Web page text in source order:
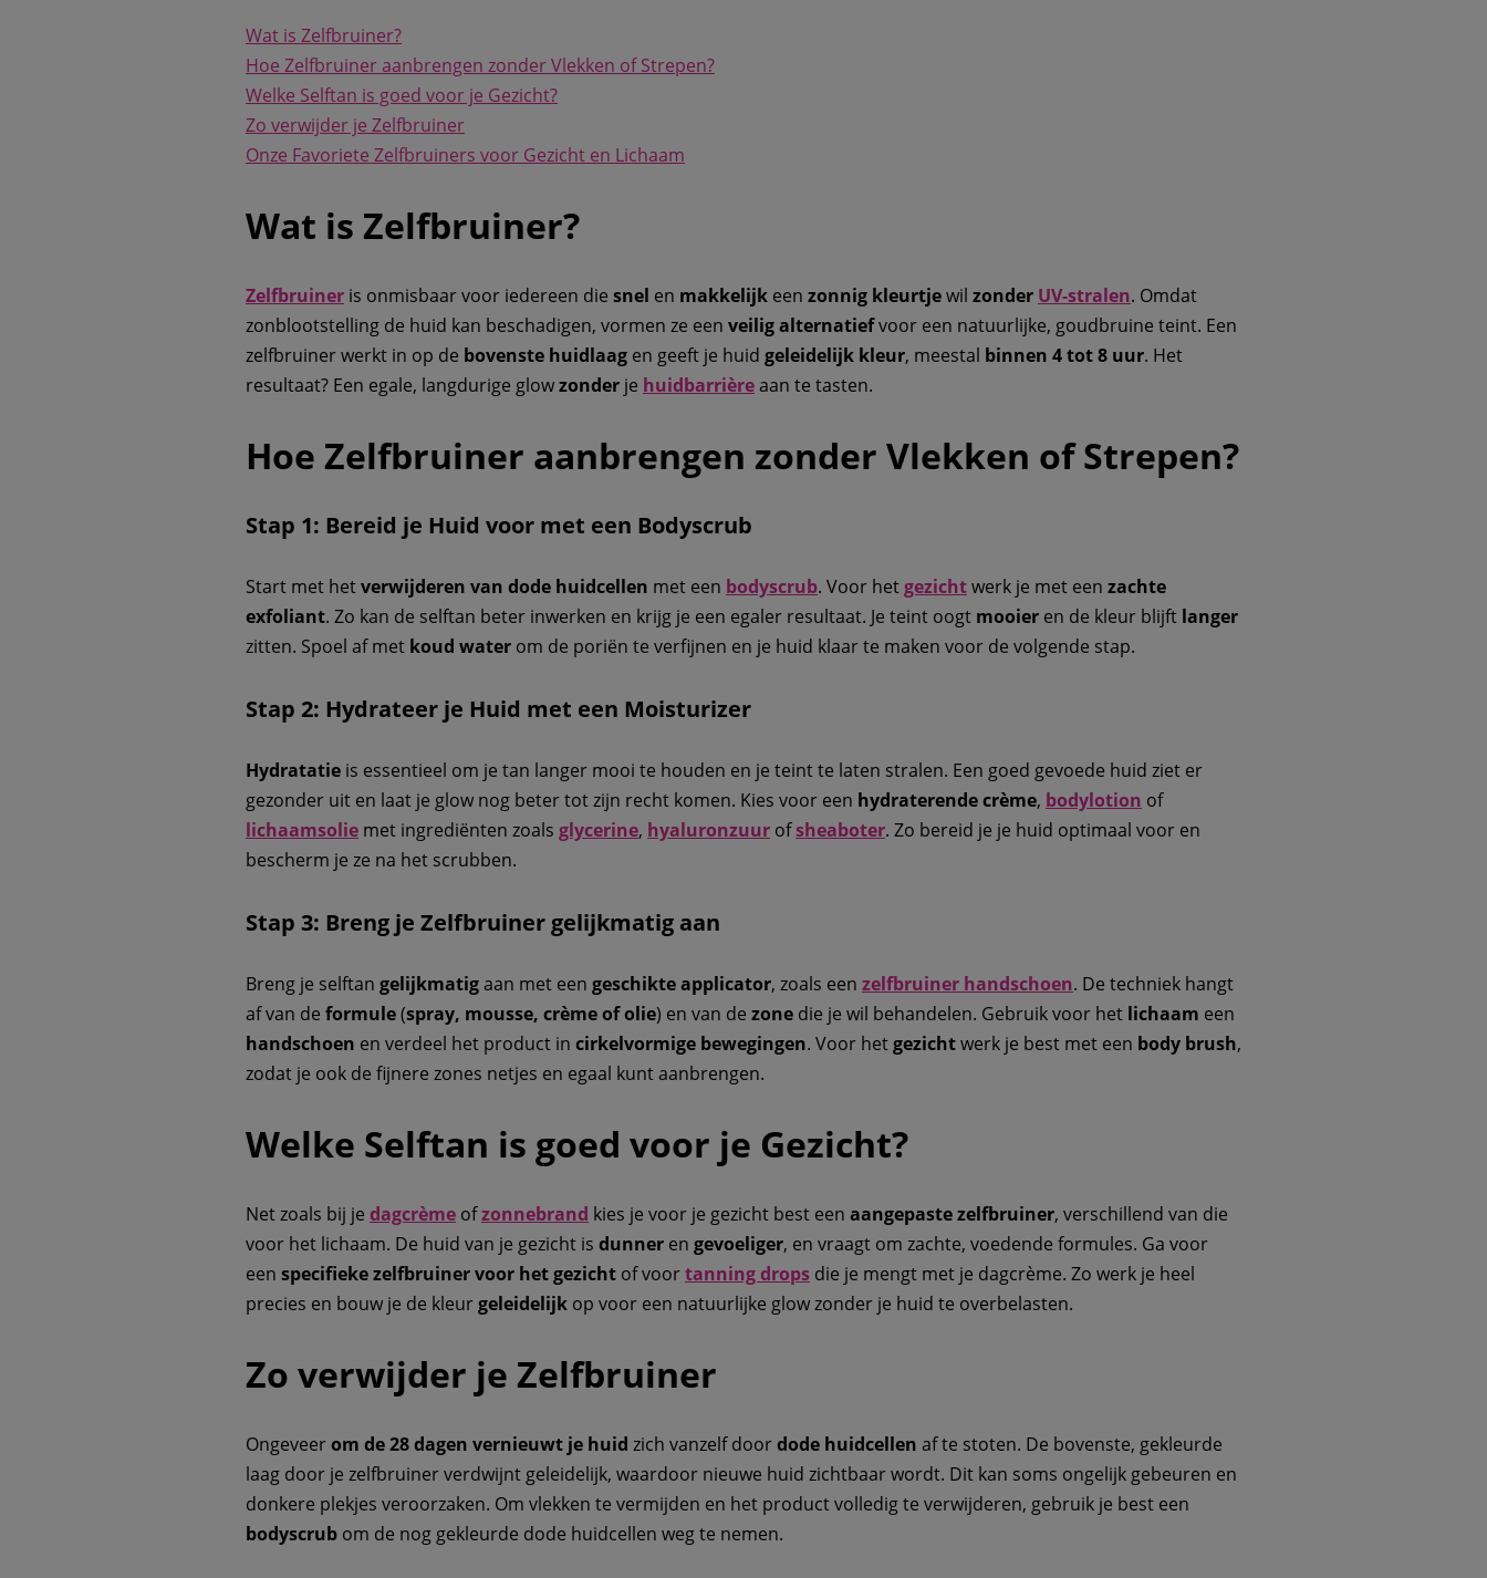
Wat is Zelfbruiner?
Hoe Zelfbruiner aanbrengen zonder Vlekken of Strepen?
Welke Selftan is goed voor je Gezicht?
Zo verwijder je Zelfbruiner
Onze Favoriete Zelfbruiners voor Gezicht en Lichaam
Wat is Zelfbruiner?
Zelfbruiner is onmisbaar voor iedereen die snel en makkelijk een zonnig kleurtjewil zonder UV-stralen. Omdat
zonblootstelling de huid kan beschadigen, vormen ze een veilig alternatiefvoor een natuurlijke, goudbruine teint. Een
zelfbruiner werkt in op de bovenste huidlaag en geeft je huid geleidelijk kleur, meestal binnen 4 tot 8 uur. Het
resultaat? Een egale, langdurige glowzonder je huidbarrièreaan te tasten.
Hoe Zelfbruiner aanbrengen zonder Vlekken of Strepen?
Stap 1: Bereid je Huid voor met een Bodyscrub
Start met hetverwijderen van dode huidcellen met een bodyscrub. Voor hetgezichtwerk je met een zachte
exfoliant. Zo kan de selftan beter inwerken en krijg je een egaler resultaat. Je teint oogt mooier en de kleur blijft langer
zitten. Spoel af met koud water om de poriën te verfijnen en je huid klaar te maken voor de volgende stap.
Stap 2: Hydrateer je Huid met een Moisturizer
Hydratatie is essentieel om je tan langer mooi te houden en je teint te laten stralen. Een goed gevoede huid ziet er
gezonder uit en laat je glow nog beter tot zijn recht komen. Kies voor een hydraterende crème, bodylotion of
lichaamsolie met ingrediënten zoals glycerine, hyaluronzuur ofsheaboter. Zo bereid je je huid optimaal voor en
bescherm je ze na het scrubben.
Stap 3: Breng je Zelfbruiner gelijkmatig aan
Breng je selftan gelijkmatigaan met een geschikte applicator, zoals een zelfbruiner handschoen. De techniek hangt
af van de formule(spray, mousse, crème of olie) en van de zone die je wil behandelen. Gebruik voor het lichaam een
handschoen en verdeel het product in cirkelvormige bewegingen. Voor hetgezichtwerk je best met een body brush,
zodat je ook de fijnere zones netjes en egaal kunt aanbrengen.
Welke Selftan is goed voor je Gezicht?
Net zoals bij je dagcrème ofzonnebrand kies je voor je gezicht best een aangepastezelfbruiner, verschillend van die
voor het lichaam. De huid van je gezicht is dunner en gevoeliger, en vraagt om zachte, voedende formules. Ga voor
een specifieke zelfbruiner voor het gezicht of voortanning drops die je mengt met je dagcrème. Zo werk je heel
precies en bouw je de kleurgeleidelijk op voor een natuurlijke glow zonder je huid te overbelasten.
Zo verwijder je Zelfbruiner
Ongeveerom de28 dagen vernieuwt je huid zich vanzelf doordode huidcellen af te stoten. De bovenste, gekleurde
laag door je zelfbruiner verdwijnt geleidelijk, waardoor nieuwe huid zichtbaar wordt. Dit kan soms ongelijk gebeuren en
donkere plekjes veroorzaken. Om vlekken te vermijden en het product volledig te verwijderen, gebruik je best een
bodyscrub om de nog gekleurde dode huidcellen weg te nemen.